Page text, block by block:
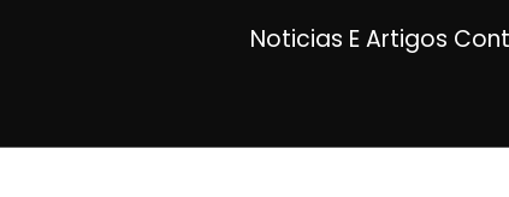
Noticias E Artigos